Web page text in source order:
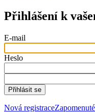
Přihlášení k
E-mail
Heslo
Přihlásit se
Nová registrace